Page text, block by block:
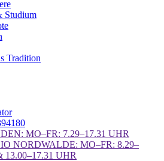
Studium
Tradition
MO–FR: 7.29–17.31 UHR
NORDWALDE: MO–FR: 8.29–
13.00–17.31 UHR